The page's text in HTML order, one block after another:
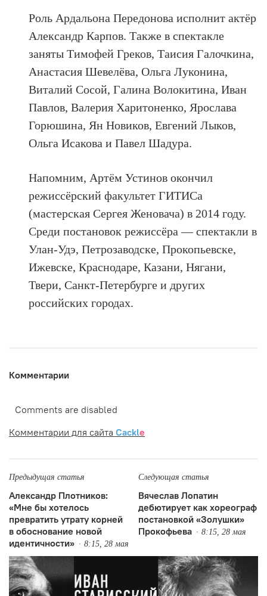
Роль Ардальона Передонова исполнит актёр
Александр Карпов. Также в спектакле
заняты Тимофей Греков, Таисия Галочкина,
Анастасия Шевелёва, Ольга Луконина,
Виталий Сосой, Галина Волокитина, Иван
Павлов, Валерия Харитоненко, Ярослава
Горюшина, Ян Новиков, Евгений Лыков,
Ольга Исакова и Павел Шадура.
Напомним, Артём Устинов окончил
режиссёрский факультет ГИТИСа
(мастерская Сергея Женовача) в 2014 году.
Среди постановок режиссёра — спектакли в
Улан-Удэ, Петрозаводске, Прокопьевске,
Ижевске, Краснодаре, Казани, Нягани,
Твери, Санкт-Петербурге и других
российских городах.
Комментарии
Comments are disabled
Комментарии для сайта Cackle
Предыдущая статья
Александр Плотников:
«Мне бы хотелось
превратить утрату корней
в обоснование новой
идентичности»
8:15, 28 мая
Следующая статья
Вячеслав Лопатин
дебютирует как хореограф
постановкой «Золушки»
Прокофьева
8:15, 28 мая